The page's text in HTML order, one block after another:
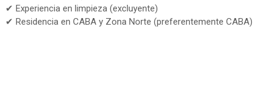
✔ Experiencia en limpieza (excluyente)
✔ Residencia en CABA y Zona Norte (preferentemente CABA)